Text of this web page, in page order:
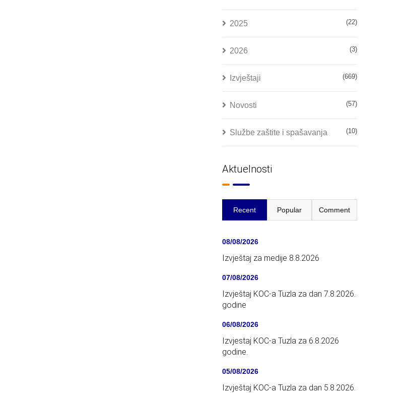
2025 (22)
2026 (3)
Izvještaji (669)
Novosti (57)
Službe zaštite i spašavanja (10)
Aktuelnosti
Recent Popular Comment
08/08/2026
Izvještaj za medije 8.8.2026
07/08/2026
Izvještaj KOC-a Tuzla za dan 7.8.2026.
godine
06/08/2026
Izvjestaj KOC-a Tuzla za 6.8.2026
godine.
05/08/2026
Izvještaj KOC-a Tuzla za dan 5.8.2026.